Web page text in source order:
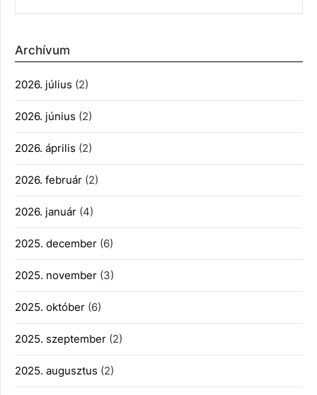
Archívum
2026. július (2)
2026. június (2)
2026. április (2)
2026. február (2)
2026. január (4)
2025. december (6)
2025. november (3)
2025. október (6)
2025. szeptember (2)
2025. augusztus (2)